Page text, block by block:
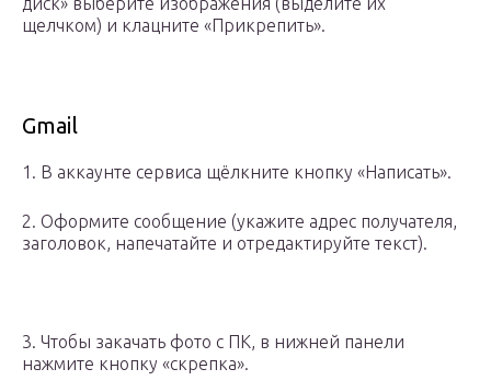
щелчком) и клацните «Прикрепить».
Gmail
1. В аккаунте сервиса щёлкните кнопку «Написать».
2. Оформите сообщение (укажите адрес получателя,
заголовок, напечатайте и отредактируйте текст).
3. Чтобы закачать фото с ПК, в нижней панели
нажмите кнопку «скрепка».